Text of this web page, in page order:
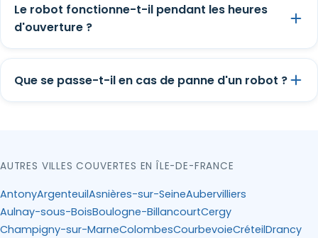
Le robot fonctionne-t-il pendant les heures
d'ouverture ?
Que se passe-t-il en cas de panne d'un robot ?
AUTRES VILLES COUVERTES EN ÎLE-DE-FRANCE
AntonyArgenteuilAsnières-sur-SeineAubervilliers
Aulnay-sous-BoisBoulogne-BillancourtCergy
Champigny-sur-MarneColombesCourbevoieCréteilDrancy